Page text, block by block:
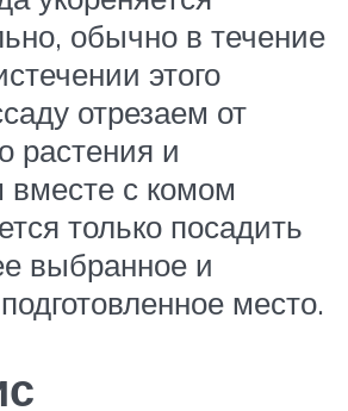
обычно в течение
этого
отрезаем от
растения и
с комом
только посадить
выбранное и
место.